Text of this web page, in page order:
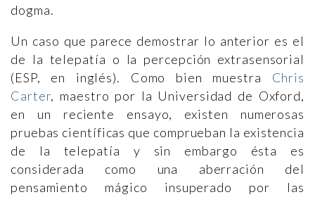
dogma.
Un caso que parece demostrar lo anterior es el
de la telepatía o la percepción extrasensorial
(ESP, en inglés). Como bien muestra Chris
Carter, maestro por la Universidad de Oxford,
en un reciente ensayo, existen numerosas
pruebas científicas que comprueban la existencia
de la telepatía y sin embargo ésta es
considerada como una aberración del
pensamiento mágico insuperado por las